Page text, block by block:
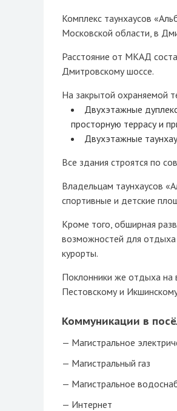
Комплекс таунхаусов
Московской области, в
Расстояние от МКАД
Дмитровскому шоссе.
На закрытой охраняемой
Двухэтажные
просторную террасу и
Двухэтажные
Все здания строятся по
Владельцам таунхаусов
спортивные и детские
Кроме того, обширная
возможностей для
курорты.
Поклонники же отдыха на
Пестовскому и
Коммуникации в
Магистральное
Магистральный газ
Магистральное
Интернет